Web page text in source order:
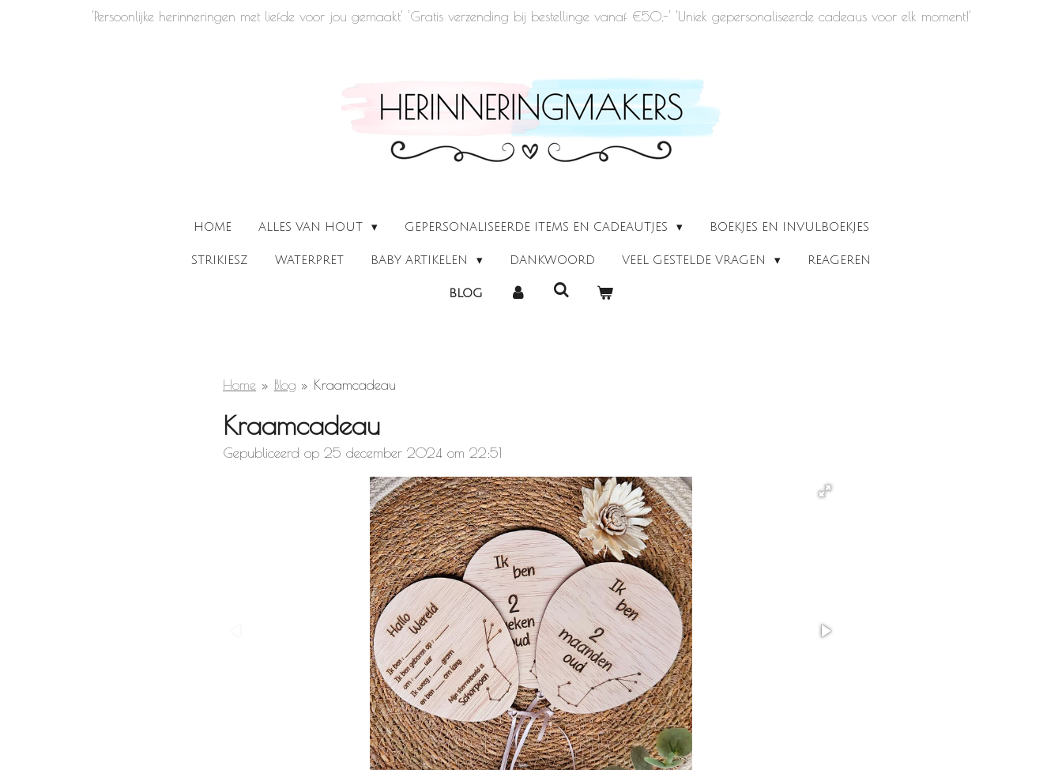
'Persoonlijke herinneringen met liefde voor jou gemaakt' 'Gratis verzending bij bestellinge vanaf €50,-' 'Uniek gepersonaliseerde cadeaus voor elk moment!'
HOME ALLES VAN HOUT GEPERSONALISEERDE ITEMS EN CADEAUTJES BOEKJES EN INVULBOEKJES
STRIKIESZ WATERPRET BABY ARTIKELEN DANKWOORD VEEL GESTELDE VRAGEN REAGEREN
BLOG
Home » Blog » Kraamcadeau
Kraamcadeau
Gepubliceerd op 25 december 2024 om 22:51